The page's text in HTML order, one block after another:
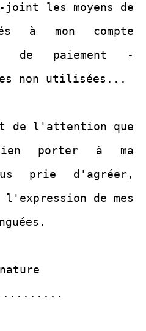
joint les moyens de
à mon compte
de paiement -
non utilisées...
de l'attention que
porter à ma
prie d'agréer,
l'expression de mes